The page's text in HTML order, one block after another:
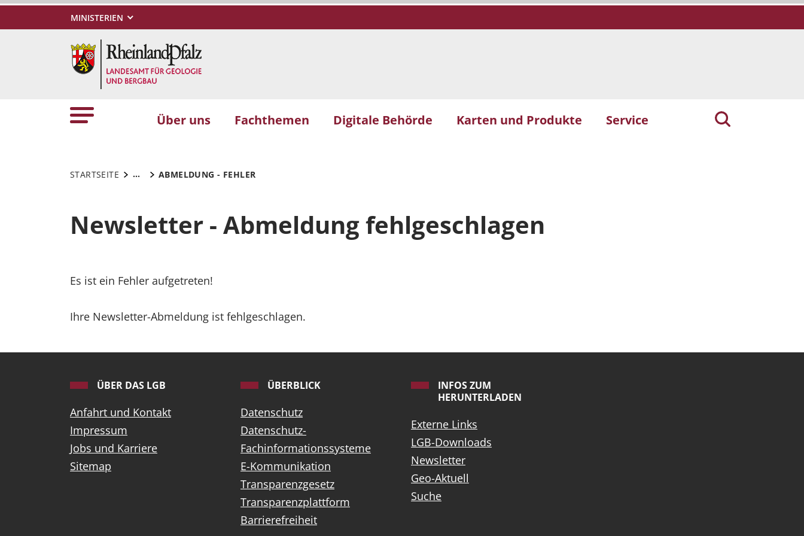
MINISTERIEN
Über uns Fachthemen Digitale Behörde Karten und Produkte Service
STARTSEITE ... ABMELDUNG - FEHLER
Newsletter - Abmeldung fehlgeschlagen
Es ist ein Fehler aufgetreten!
Ihre Newsletter-Abmeldung ist fehlgeschlagen.
ÜBER DAS LGB
Anfahrt und Kontakt
Impressum
Jobs und Karriere
Sitemap
ÜBERBLICK
Datenschutz
Datenschutz-
Fachinformationssysteme
E-Kommunikation
Transparenzgesetz
Transparenzplattform
Barrierefreiheit
INFOS ZUM
HERUNTERLADEN
Externe Links
LGB-Downloads
Newsletter
Geo-Aktuell
Suche